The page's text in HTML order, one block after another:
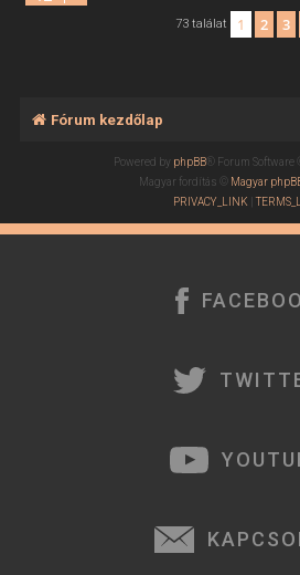
73 találat 1 2 3
Fórum kezdőlap
Powered by phpBB® Forum Software
Magyar fordítás ©
Magyar
PRIVACY_LINK|